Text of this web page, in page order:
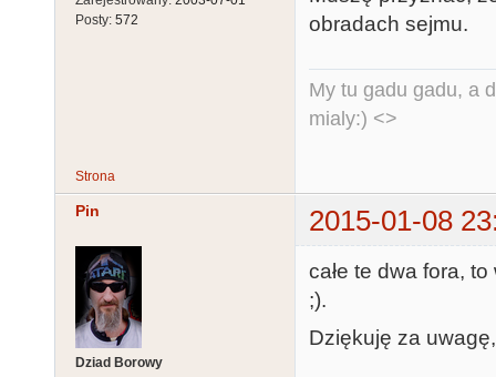
Posty: 572
obradach sejmu.
My tu gadu gadu, a
mialy:) <>
Strona
Pin 2015-01-08
Dziad Borowy
całe te dwa fora,
;).
Dziękuję za